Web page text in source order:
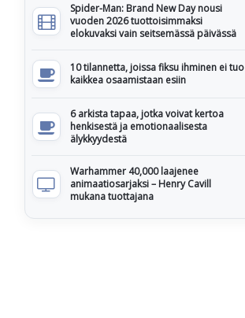
Spider-Man: Brand New Day nousi
vuoden 2026 tuottoisimmaksi
elokuvaksi vain seitsemässä päivässä
10 tilannetta, joissa fiksu ihminen ei tuo
kaikkea osaamistaan esiin
6 arkista tapaa, jotka voivat kertoa
henkisestä ja emotionaalisesta
älykkyydestä
Warhammer 40,000 laajenee
animaatiosarjaksi – Henry Cavill
mukana tuottajana